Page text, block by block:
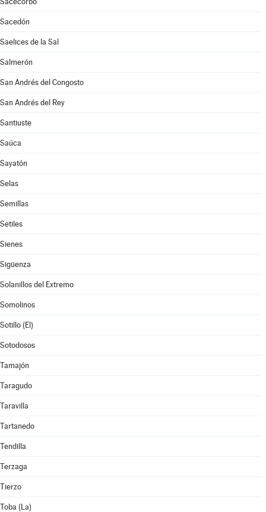
Sacedón
Saelices de la Sal
Salmerón
San Andrés del Congosto
San Andrés del Rey
Santiuste
Saúca
Sayatón
Selas
Semillas
Setiles
Sienes
Sigüenza
Solanillos del Extremo
Somolinos
Sotillo (El)
Sotodosos
Tamajón
Taragudo
Taravilla
Tartanedo
Tendilla
Terzaga
Tierzo
Toba (La)